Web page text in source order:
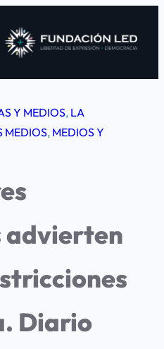
Y MEDIOS, LA
MEDIOS, MEDIOS Y
advierten
Diario